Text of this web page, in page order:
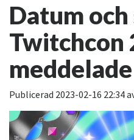
Datum
Twitchcon
meddelade
Publicerad 2023-02-16 22:34